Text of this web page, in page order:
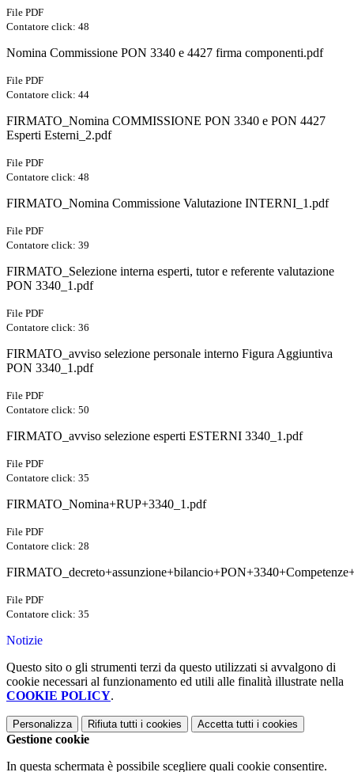
File PDF
Contatore click: 48
Nomina Commissione PON 3340 e 4427 firma componenti.pdf
File PDF
Contatore click: 44
FIRMATO_Nomina COMMISSIONE PON 3340 e PON 4427
Esperti Esterni_2.pdf
File PDF
Contatore click: 48
FIRMATO_Nomina Commissione Valutazione INTERNI_1.pdf
File PDF
Contatore click: 39
FIRMATO_Selezione interna esperti, tutor e referente valutazione
PON 3340_1.pdf
File PDF
Contatore click: 36
FIRMATO_avviso selezione personale interno Figura Aggiuntiva
PON 3340_1.pdf
File PDF
Contatore click: 50
FIRMATO_avviso selezione esperti ESTERNI 3340_1.pdf
File PDF
Contatore click: 35
FIRMATO_Nomina+RUP+3340_1.pdf
File PDF
Contatore click: 28
File PDF
Contatore click: 35
Notizie
Questo sito o gli strumenti terzi da questo utilizzati si avvalgono di
cookie necessari al funzionamento ed utili alle finalità illustrate nella
COOKIE POLICY.
Personalizza Rifiuta tutti i cookies Accetta tutti i cookies
Gestione cookie
In questa schermata è possibile scegliere quali cookie consentire.